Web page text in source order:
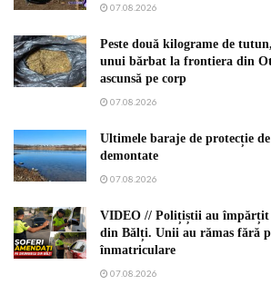
07.08.2026
Peste două kilograme de
unui bărbat la frontiera din
ascunsă pe corp
07.08.2026
Ultimele baraje de protecție
demontate
07.08.2026
VIDEO // Polițiștii au împărțit
din Bălți. Unii au rămas fără
înmatriculare
07.08.2026